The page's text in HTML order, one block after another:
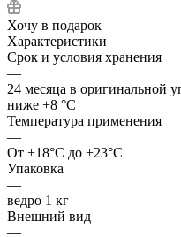
Хочу в подарок
Характеристики
Срок и условия хранения
—
24 месяца в оригинальной
ниже +8 °C
Температура применения
—
От +18°C до +23°C
Упаковка
—
ведро 1 кг
Внешний вид
—